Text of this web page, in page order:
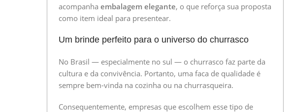
acompanha embalagem elegante, o que reforça sua proposta
como item ideal para presentear.
Um brinde perfeito para o universo do churrasco
No Brasil — especialmente no sul — o churrasco faz parte da
cultura e da convivência. Portanto, uma faca de qualidade é
sempre bem-vinda na cozinha ou na churrasqueira.
Consequentemente, empresas que escolhem esse tipo de